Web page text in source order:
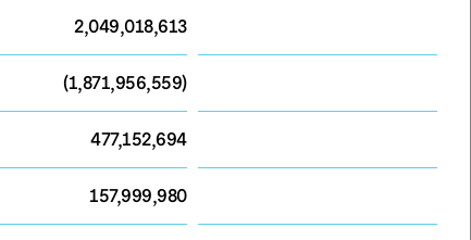
2,049,018,613
(1,871,956,559)
477,152,694
157,999,980